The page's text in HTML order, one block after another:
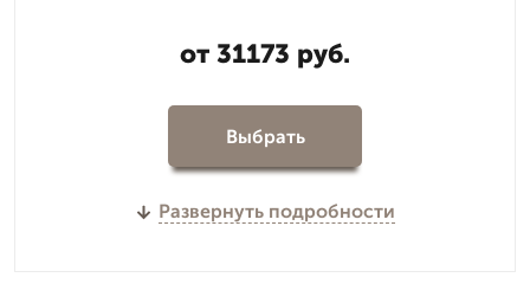
от 31173 руб.
Выбрать
Развернуть подробности